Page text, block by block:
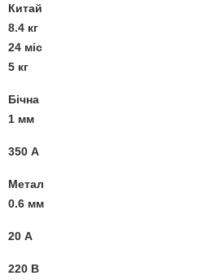
Китай
8.4 кг
24 міс
5 кг
Бічна
1 мм
350 А
Метал
0.6 мм
20 А
220 В